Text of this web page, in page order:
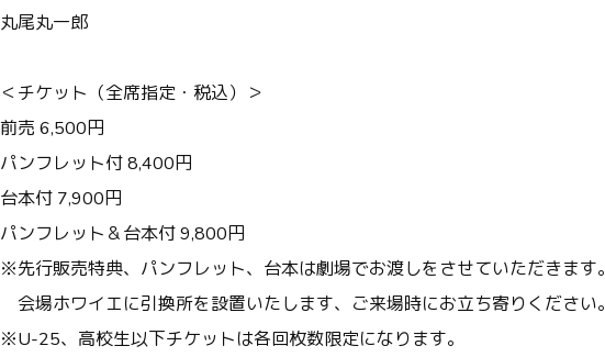
丸尾丸一郎
＜チケット（全席指定・税込）＞
前売 6,500円
パンフレット付 8,400円
台本付 7,900円
パンフレット＆台本付 9,800円
※先行販売特典、パンフレット、台本は劇場でお渡しをさせていただきます。
会場ホワイエに引換所を設置いたします、ご来場時にお立ち寄りください。
※U-25、高校生以下チケットは各回枚数限定になります。